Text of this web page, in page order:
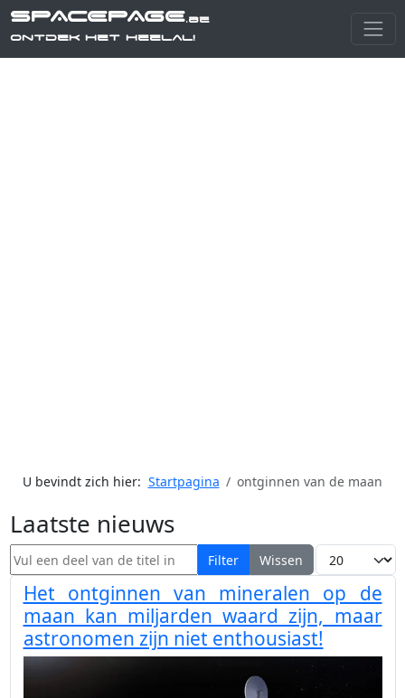
SPACEPAGE.be
Ontdek het heelal!
U bevindt zich hier: Startpagina ontginnen van de maan
Laatste nieuws
Vul een deel van de titel in Filter Wissen Toon #
Het ontginnen van mineralen op de
maan kan miljarden waard zijn, maar
astronomen zijn niet enthousiast!